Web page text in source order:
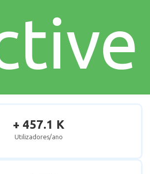
+ 457.1 K
Utilizadores/ano